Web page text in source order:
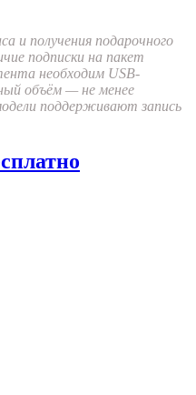
и получения подарочного
подписки на пакет
необходим USB-
объём — не менее
поддерживают запись